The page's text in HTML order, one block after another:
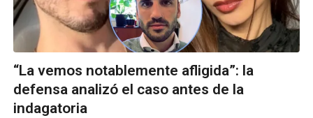
“La vemos notablemente afligida”: la
defensa analizó el caso antes de la
indagatoria